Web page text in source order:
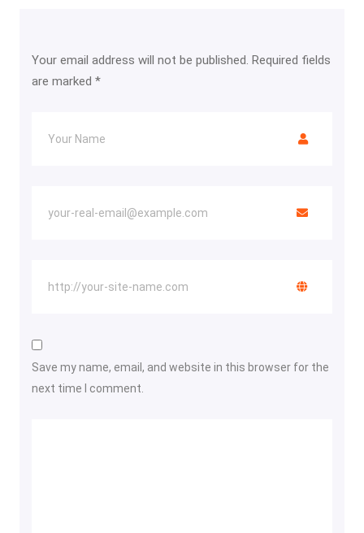
Your email address will not be published. Required fields
are marked *
Save my name, email, and website in this browser for the
next time I comment.